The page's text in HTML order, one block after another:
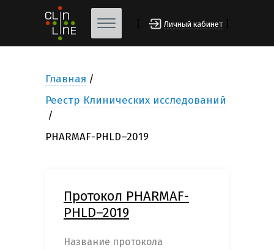
Личный кабинет
Главная
Реестр Клинических исследований
PHARMAF-PHLD–2019
Протокол PHARMAF-
PHLD–2019
Название протокола